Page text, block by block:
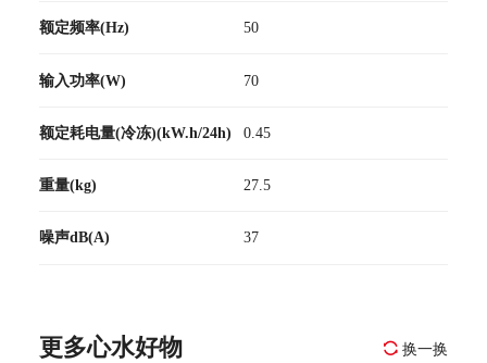
额定频率(Hz) 50
输入功率(W) 70
额定耗电量(冷冻)(kW.h/24h) 0.45
重量(kg) 27.5
噪声dB(A) 37
更多心水好物 换一换